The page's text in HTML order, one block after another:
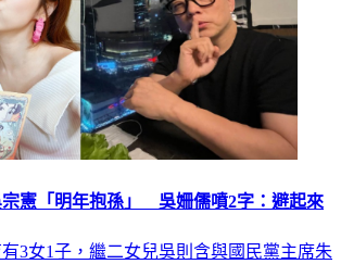
憲「明年抱孫」 吳姍儒噴2字：避起來
3女1子，繼二女兒吳則含與國民黨主席朱